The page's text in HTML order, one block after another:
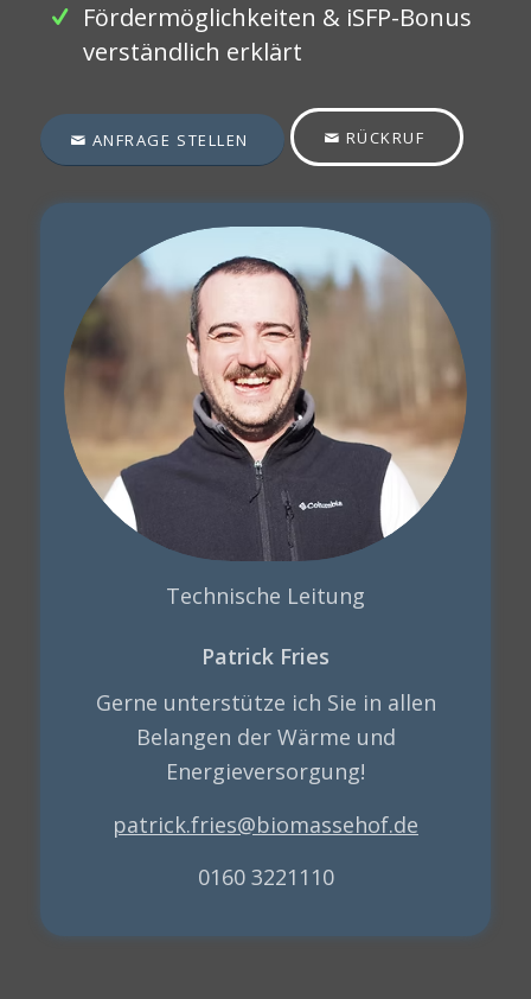
Fördermöglichkeiten & iSFP-Bonus
verständlich erklärt
ANFRAGE STELLEN RÜCKRUF
Technische Leitung
Patrick Fries
Gerne unterstütze ich Sie in allen
Belangen der Wärme und
Energieversorgung!
patrick.fries@biomassehof.de
0160 3221110